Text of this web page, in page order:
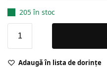
205 în stoc
Adaugă în lista de dorințe